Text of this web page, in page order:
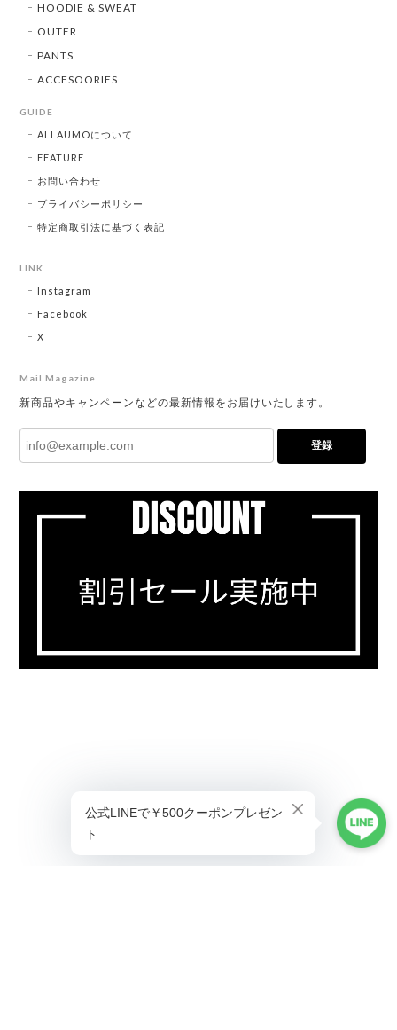
HOODIE & SWEAT
OUTER
PANTS
ACCESOORIES
GUIDE
ALLAUMOについて
FEATURE
お問い合わせ
プライバシーポリシー
特定商取引法に基づく表記
LINK
Instagram
Facebook
X
Mail Magazine
新商品やキャンペーンなどの最新情報をお届けいたします。
登録